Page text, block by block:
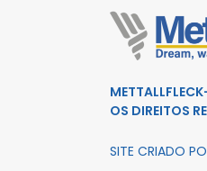
OS DIREITOS
SITE CRIADO